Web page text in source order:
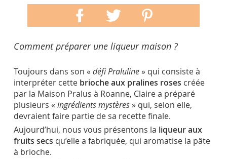
Comment préparer une liqueur maison ?
Toujours dans son « défi Praluline» qui consiste à
interpréter cette brioche aux pralines roses créée
par la Maison Pralus à Roanne, Claire a préparé
plusieurs « ingrédients mystères» qui, selon elle,
devraient faire partie de sa recette finale.
Aujourd’hui, nous vous présentons la liqueur aux
fruits secs qu’elle a fabriquée, qui aromatise la pâte
à brioche.